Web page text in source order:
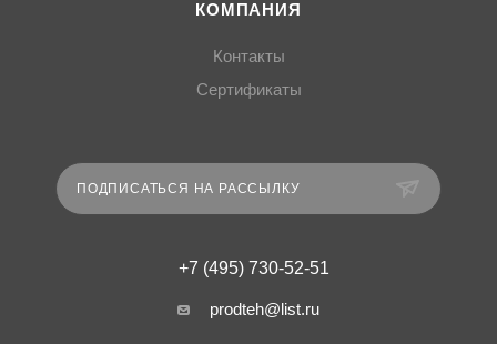
КОМПАНИЯ
Контакты
Сертификаты
ПОДПИСАТЬСЯ НА РАССЫЛКУ
+7 (495) 730-52-51
prodteh@list.ru